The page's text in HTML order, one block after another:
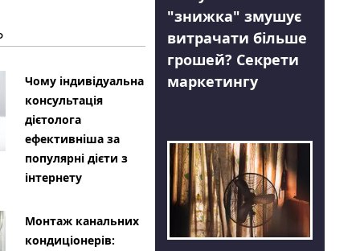
Чому індивідуальна
консультація
дієтолога
ефективніша за
популярні дієти з
інтернету
Монтаж канальних
кондиціонерів:
"знижка" змушує
витрачати більше
грошей? Секрети
маркетингу